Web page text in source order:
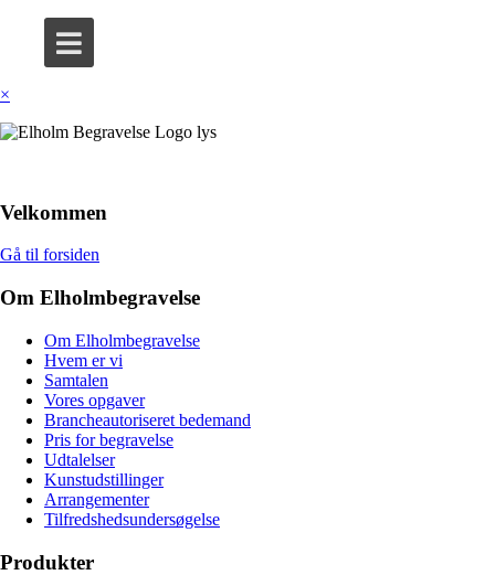
×
Velkommen
Gå til forsiden
Om Elholmbegravelse
Om Elholmbegravelse
Hvem er vi
Samtalen
Vores opgaver
Brancheautoriseret bedemand
Pris for begravelse
Udtalelser
Kunstudstillinger
Arrangementer
Tilfredshedsundersøgelse
Produkter